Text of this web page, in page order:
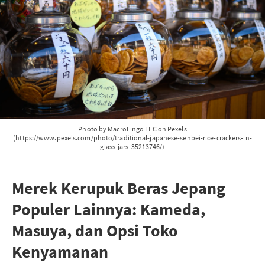
Photo by MacroLingo LLC on Pexels
(https://www.pexels.com/photo/traditional-japanese-senbei-rice-crackers-in-
glass-jars-35213746/)
Merek Kerupuk Beras Jepang
Populer Lainnya: Kameda,
Masuya, dan Opsi Toko
Kenyamanan